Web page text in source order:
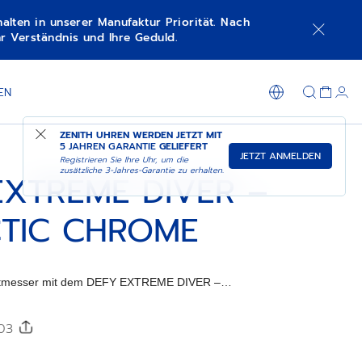
in unserer Manufaktur Priorität. Nach
Verständnis und Ihre Geduld.
ZENITH UHREN WERDEN JETZT MIT
5 JAHREN GARANTIE GELIEFERT
Registrieren Sie Ihre Uhr, um die
zusätzliche 3-Jahres-Garantie zu erhalten.
JETZT ANMELDEN
DIVER –
CHROME
mit dem DEFY EXTREME DIVER –
Kautschukarmband auf.